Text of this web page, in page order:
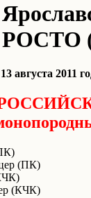
РОСТО
13 августа 2011
(ПК)
(КЧК)